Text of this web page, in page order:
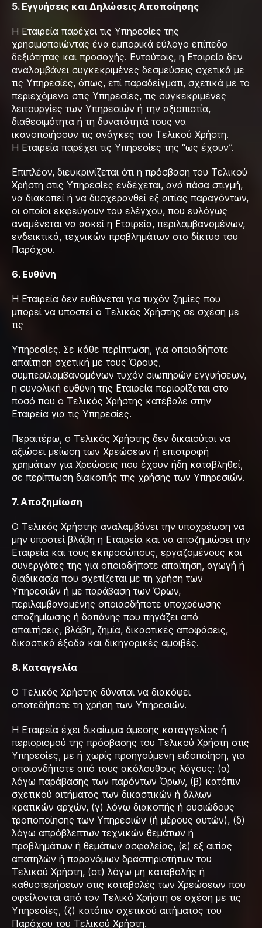
5. Εγγυήσεις και Δηλώσεις Αποποίησης
Η Εταιρεία παρέχει τις Υπηρεσίες της
χρησιμοποιώντας ένα εμπορικά εύλογο επίπεδο
δεξιότητας και προσοχής. Εντούτοις, η Εταιρεία δεν
αναλαμβάνει συγκεκριμένες δεσμεύσεις σχετικά με
τις Υπηρεσίες, όπως, επί παραδείγματι, σχετικά με το
περιεχόμενο στις Υπηρεσίες, τις συγκεκριμένες
λειτουργίες των Υπηρεσιών ή την αξιοπιστία,
διαθεσιμότητα ή τη δυνατότητά τους να
ικανοποιήσουν τις ανάγκες του Τελικού Χρήστη.
Η Εταιρεία παρέχει τις Υπηρεσίες της “ως έχουν”.
Επιπλέον, διευκρινίζεται ότι η πρόσβαση του Τελικού
Χρήστη στις Υπηρεσίες ενδέχεται, ανά πάσα στιγμή,
να διακοπεί ή να δυσχερανθεί εξ αιτίας παραγόντων,
οι οποίοι εκφεύγουν του ελέγχου, που ευλόγως
αναμένεται να ασκεί η Εταιρεία, περιλαμβανομένων,
ενδεικτικά, τεχνικών προβλημάτων στο δίκτυο του
Παρόχου.
6. Ευθύνη
Η Εταιρεία δεν ευθύνεται για τυχόν ζημίες που
μπορεί να υποστεί ο Τελικός Χρήστης σε σχέση με
τις
Υπηρεσίες. Σε κάθε περίπτωση, για οποιαδήποτε
απαίτηση σχετική με τους Όρους,
συμπεριλαμβανομένων τυχόν σιωπηρών εγγυήσεων,
η συνολική ευθύνη της Εταιρεία περιορίζεται στο
ποσό που ο Τελικός Χρήστης κατέβαλε στην
Εταιρεία για τις Υπηρεσίες.
Περαιτέρω, ο Τελικός Χρήστης δεν δικαιούται να
αξιώσει μείωση των Χρεώσεων ή επιστροφή
χρημάτων για Χρεώσεις που έχουν ήδη καταβληθεί,
σε περίπτωση διακοπής της χρήσης των Υπηρεσιών.
7. Αποζημίωση
Ο Τελικός Χρήστης αναλαμβάνει την υποχρέωση να
μην υποστεί βλάβη η Εταιρεία και να αποζημιώσει την
Εταιρεία και τους εκπροσώπους, εργαζομένους και
συνεργάτες της για οποιαδήποτε απαίτηση, αγωγή ή
διαδικασία που σχετίζεται με τη χρήση των
Υπηρεσιών ή με παράβαση των Όρων,
περιλαμβανομένης οποιασδήποτε υποχρέωσης
αποζημίωσης ή δαπάνης που πηγάζει από
απαιτήσεις, βλάβη, ζημία, δικαστικές αποφάσεις,
δικαστικά έξοδα και δικηγορικές αμοιβές.
8. Καταγγελία
Ο Τελικός Χρήστης δύναται να διακόψει
οποτεδήποτε τη χρήση των Υπηρεσιών.
Η Εταιρεία έχει δικαίωμα άμεσης καταγγελίας ή
περιορισμού της πρόσβασης του Τελικού Χρήστη στις
Υπηρεσίες, με ή χωρίς προηγούμενη ειδοποίηση, για
οποιονδήποτε από τους ακόλουθους λόγους: (α)
λόγω παράβασης των παρόντων Όρων, (β) κατόπιν
σχετικού αιτήματος των δικαστικών ή άλλων
κρατικών αρχών, (γ) λόγω διακοπής ή ουσιώδους
τροποποίησης των Υπηρεσιών (ή μέρους αυτών), (δ)
λόγω απρόβλεπτων τεχνικών θεμάτων ή
προβλημάτων ή θεμάτων ασφαλείας, (ε) εξ αιτίας
απατηλών ή παρανόμων δραστηριοτήτων του
Τελικού Χρήστη, (στ) λόγω μη καταβολής ή
καθυστερήσεων στις καταβολές των Χρεώσεων που
οφείλονται από τον Τελικό Χρήστη σε σχέση με τις
Υπηρεσίες, (ζ) κατόπιν σχετικού αιτήματος του
Παρόχου του Τελικού Χρήστη.